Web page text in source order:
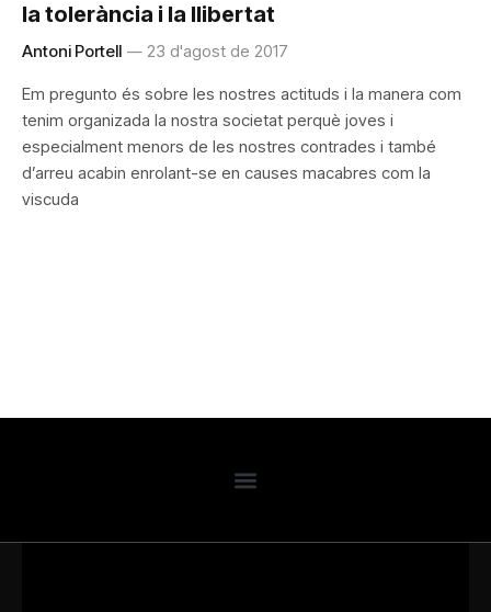
la tolerància i la llibertat
Antoni Portell 23 d'agost de 2017
Em pregunto és sobre les nostres actituds i la manera com
tenim organizada la nostra societat perquè joves i
especialment menors de les nostres contrades i també
d’arreu acabin enrolant-se en causes macabres com la
viscuda